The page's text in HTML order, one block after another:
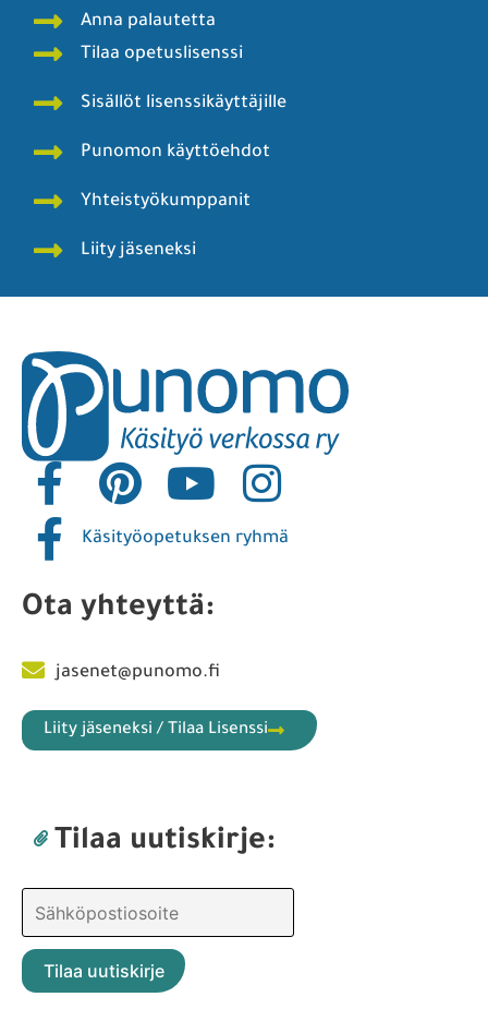
Anna palautetta
Tilaa opetuslisenssi
Sisällöt lisenssikäyttäjille
Punomon käyttöehdot
Yhteistyökumppanit
Liity jäseneksi
Käsityöopetuksen ryhmä
Ota yhteyttä:
jasenet@punomo.fi
Liity jäseneksi / Tilaa Lisenssi
Tilaa uutiskirje: